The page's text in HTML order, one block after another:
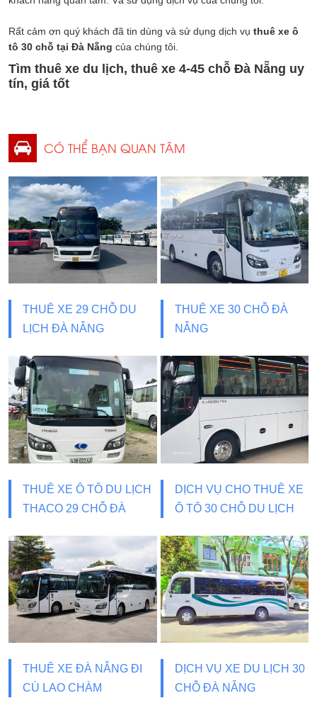
Rất cảm ơn quý khách đã tin dùng và sử dụng dịch vụ thuê xe ô
tô 30 chỗ tại Đà Nẵng của chúng tôi.
Tìm thuê xe du lịch, thuê xe 4-45 chỗ Đà Nẵng uy
tín, giá tốt
CÓ THỂ BẠN QUAN TÂM
THUÊ XE 29 CHỖ DU
LỊCH ĐÀ NẴNG
THUÊ XE 30 CHỖ ĐÀ
NẴNG
THUÊ XE Ô TÔ DU LỊCH
THACO 29 CHỖ ĐÀ
DỊCH VỤ CHO THUÊ XE
Ô TÔ 30 CHỖ DU LỊCH
THUÊ XE ĐÀ NẴNG ĐI
CÙ LAO CHÀM
DỊCH VỤ XE DU LỊCH 30
CHỖ ĐÀ NẴNG